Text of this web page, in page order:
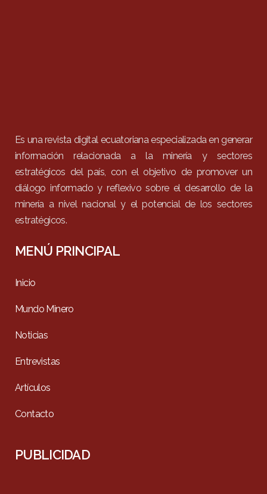
Es una revista digital ecuatoriana especializada en generar
información relacionada a la minería y sectores
estratégicos del país, con el objetivo de promover un
diálogo informado y reflexivo sobre el desarrollo de la
minería a nivel nacional y el potencial de los sectores
estratégicos.
MENÚ PRINCIPAL
Inicio
Mundo Minero
Noticias
Entrevistas
Artículos
Contacto
PUBLICIDAD